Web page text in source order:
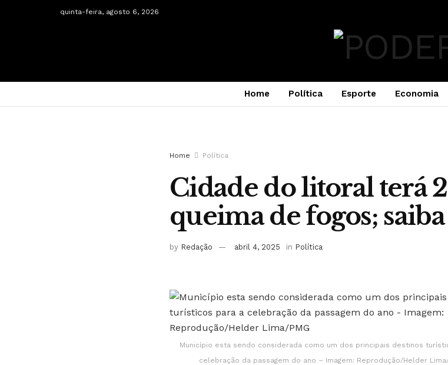
quinta-feira, agosto 6, 2026
Home Política Esporte Economia
Home Política
Cidade do litoral terá
queima de fogos;
by Redação abril 4, 2025 in Política
Município esta sendo considerada como um dos principais destinos
celebração da passagem do ano – Imagem: Reprodução/Helder Lima/